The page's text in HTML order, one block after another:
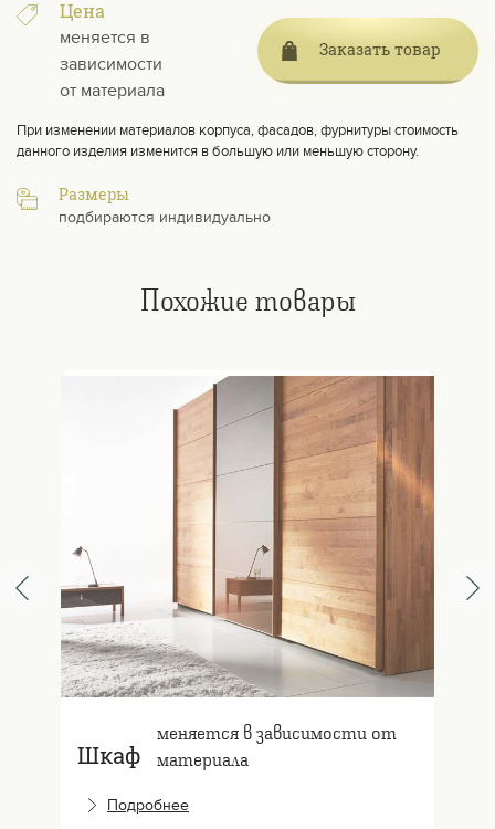
Цена
меняется в
зависимости
от материала
Заказать товар
При изменении материалов корпуса, фасадов, фурнитуры стоимость
данного изделия изменится в большую или меньшую сторону.
Размеры
подбираются индивидуально
Похожие товары
Шкаф
меняется в зависимости от
материала
Подробнее